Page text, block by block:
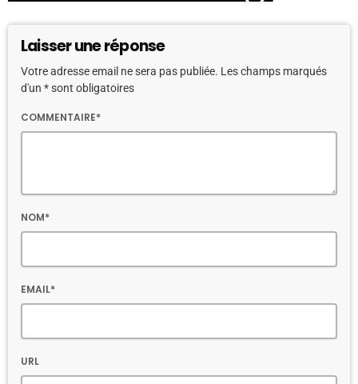
Laisser une réponse
Votre adresse email ne sera pas publiée. Les champs marqués
d'un * sont obligatoires
COMMENTAIRE*
NOM*
EMAIL*
URL